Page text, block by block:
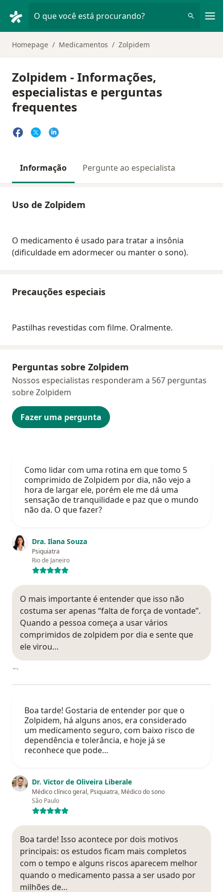
O que você está procurando?
Homepage Medicamentos Zolpidem
Zolpidem - Informações,
especialistas e perguntas
frequentes
Informação Pergunte ao especialista
Uso de Zolpidem
O medicamento é usado para tratar a insônia
(dificuldade em adormecer ou manter o sono).
Precauções especiais
Pastilhas revestidas com filme. Oralmente.
Perguntas sobre Zolpidem
Fazer uma pergunta
Nossos especialistas responderam a 567 perguntas
sobre Zolpidem
Como lidar com uma rotina em que tomo 5
comprimido de Zolpidem por dia, não vejo a
hora de largar ele, porém ele me dá uma
sensação de tranquilidade e paz que o mundo
não da. O que fazer?
Dra. Ilana Souza
Psiquiatra
Rio de Janeiro
O mais importante é entender que isso não
costuma ser apenas “falta de força de vontade”.
Quando a pessoa começa a usar vários
comprimidos de zolpidem por dia e sente que
ele virou…
Boa tarde! Gostaria de entender por que o
Zolpidem, há alguns anos, era considerado
um medicamento seguro, com baixo risco de
dependência e tolerância, e hoje já se
reconhece que pode…
Dr. Victor de Oliveira Liberale
Médico clínico geral, Psiquiatra, Médico do sono
São Paulo
Boa tarde! Isso acontece por dois motivos
principais: os estudos ficam mais completos
com o tempo e alguns riscos aparecem melhor
quando o medicamento passa a ser usado por
milhões de…